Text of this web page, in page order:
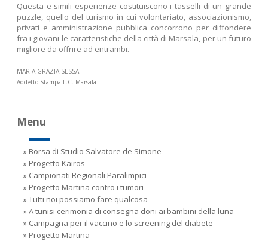
Questa e simili esperienze costituiscono i tasselli di un grande
puzzle, quello del turismo in cui volontariato, associazionismo,
privati e amministrazione pubblica concorrono per diffondere
fra i giovani le caratteristiche della città di Marsala, per un futuro
migliore da offrire ad entrambi.
MARIA GRAZIA SESSA
Addetto Stampa L.C. Marsala
Menu
» Borsa di Studio Salvatore de Simone
» Progetto Kairos
» Campionati Regionali Paralimpici
» Progetto Martina contro i tumori
» Tutti noi possiamo fare qualcosa
» A tunisi cerimonia di consegna doni ai bambini della luna
» Campagna per il vaccino e lo screening del diabete
» Progetto Martina